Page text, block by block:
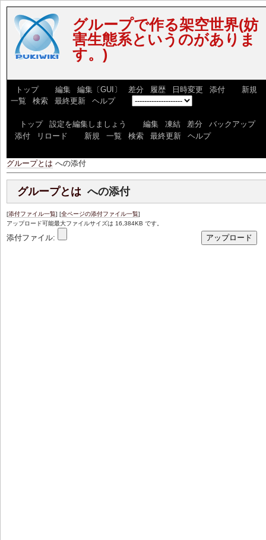
グループで作る架空世界(妨
害生態系というのがありま
す。)
トップ] [ 編集| 編集〔GUI〕 差分 履歴| 日時変更 添付] [ 新規|
一覧
検索| 最終更新| ヘルプ] [
トップ| 設定を編集しましょう 編集| 凍結| 差分 バックアップ|
添付| リロード 新規| 一覧 検索| 最終更新| ヘルプ]
グループとは への添付
グループとは への添付
[添付ファイル一覧] [全ページの添付ファイル一覧]
アップロード可能最大ファイルサイズは 16,384KB です。
添付ファイル: